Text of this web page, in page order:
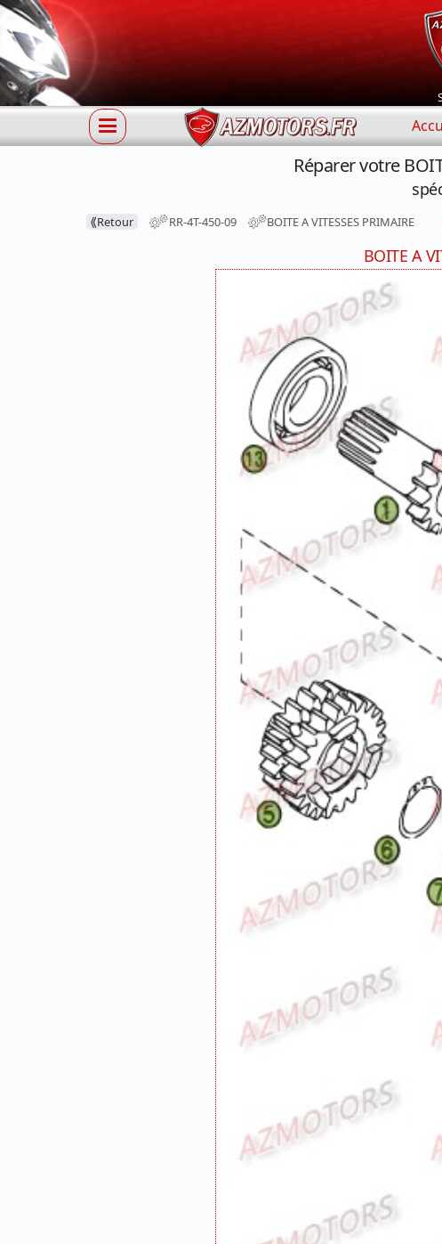
Réparer votre
⟪Retour RR-4T-450-09 BOITE A VITESSES PRIMAIRE
BOITE A